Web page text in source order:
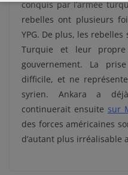
conquis par l’armée
rebelles ont plusieurs
YPG. De plus, les
Turquie et leur
gouvernement. La
difficile, et ne
syrien. Ankara a
continuerait ensuite sur
des forces américaines
d’autant plus irréalisable